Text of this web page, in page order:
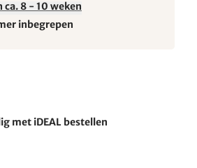
8 - 10 weken
inbegrepen
met iDEAL bestellen